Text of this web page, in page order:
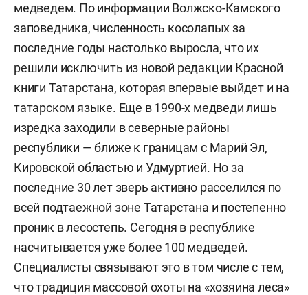
медведем. По информации Волжско-Камского
заповедника, численность косолапых за
последние годы настолько выросла, что их
решили исключить из новой редакции Красной
книги Татарстана, которая впервые выйдет и на
татарском языке. Еще в 1990-х медведи лишь
изредка заходили в северные районы
республики — ближе к границам с Марий Эл,
Кировской областью и Удмуртией. Но за
последние 30 лет зверь активно расселился по
всей подтаежной зоне Татарстана и постепенно
проник в лесостепь. Сегодня в республике
насчитывается уже более 100 медведей.
Специалисты связывают это в том числе с тем,
что традиция массовой охоты на «хозяина леса»